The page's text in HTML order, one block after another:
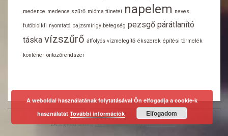
medence medence szűrő mióma tünetei napelem neves
futóbicikli nyomtató pajzsmirigy betegség pezsgő párátlanító
táska vízszűrő átfolyós vízmelegítő ékszerek építési törmelék
konténer öntözőrendszer
Designed usingNeux. Powered byWordPress.
A weboldal használatának folytatásával Ön elfogadja a cookie-k
használatát További információk Elfogadom